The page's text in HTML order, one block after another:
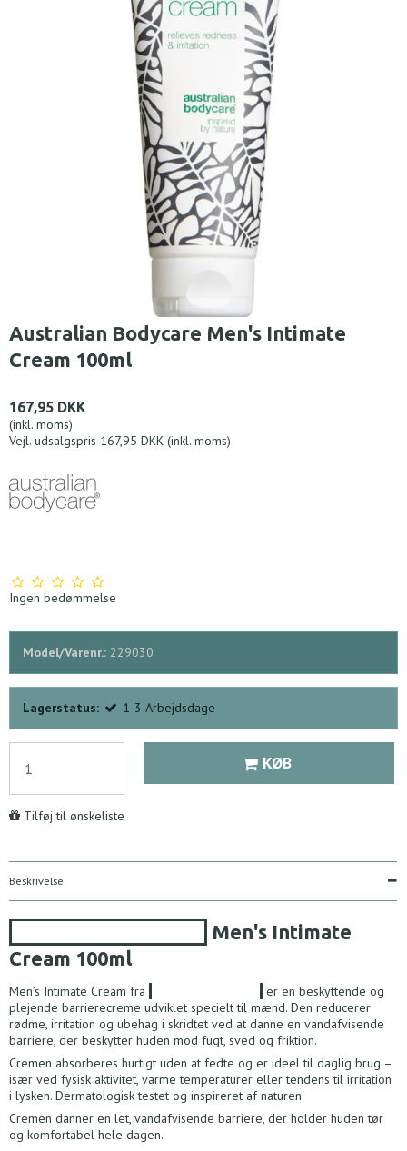
Australian Bodycare Men's Intimate
Cream 100ml
167,95 DKK
(inkl. moms)
Vejl. udsalgspris 167,95 DKK (inkl. moms)
Ingen bedømmelse
Model/Varenr.: 229030
Lagerstatus: 1-3 Arbejdsdage
KØB
Tilføj til ønskeliste
Beskrivelse
Men's Intimate
Cream 100ml
Men’s Intimate Cream fra
er en beskyttende og
plejende barrierecreme udviklet specielt til mænd. Den reducerer
rødme, irritation og ubehag i skridtet ved at danne en vandafvisende
barriere, der beskytter huden mod fugt, sved og friktion.
Cremen absorberes hurtigt uden at fedte og er ideel til daglig brug –
især ved fysisk aktivitet, varme temperaturer eller tendens til irritation
i lysken. Dermatologisk testet og inspireret af naturen.
Cremen danner en let, vandafvisende barriere, der holder huden tør
og komfortabel hele dagen.